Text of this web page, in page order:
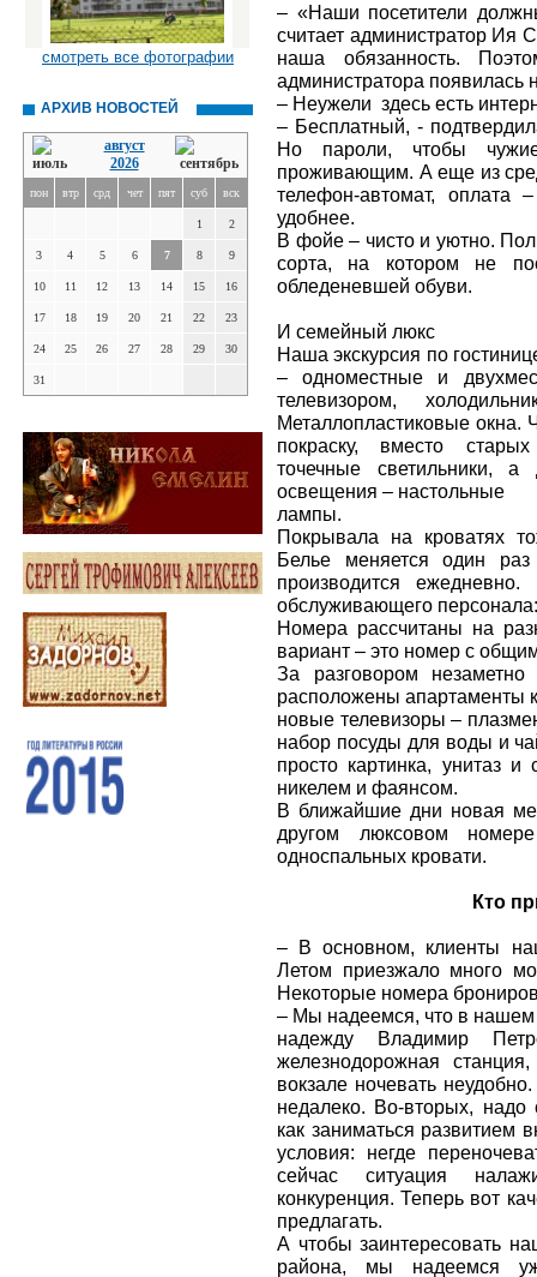
смотреть все фотографии
АРХИВ НОВОСТЕЙ
август
2026
пон втр срд чет пят суб вск
1 2
3 4 5 6 7 8 9
10 11 12 13 14 15 16
17 18 19 20 21 22 23
24 25 26 27 28 29 30
31
– «Наши посетители
считает администратор Ия
наша обязанность.
администратора появилась
– Неужели здесь есть
– Бесплатный, -
Но пароли, чтобы
проживающим. А еще из
телефон-автомат,
удобнее.
В фойе – чисто и уютно. Пол
сорта, на котором не
обледеневшей обуви.
И семейный люкс
Наша экскурсия по
– одноместные и
телевизором,
Металлопластиковые
покраску, вместо
точечные светильники, а
освещения – настольные
лампы.
Покрывала на кроватях
Белье меняется один
производится
обслуживающего
Номера рассчитаны на
вариант – это номер с
За разговором
расположены апартаменты
новые телевизоры –
набор посуды для воды и
просто картинка, унитаз
никелем и фаянсом.
В ближайшие дни новая
другом люксовом
односпальных кровати.
Кто
– В основном, клиенты
Летом приезжало много
Некоторые номера
– Мы надеемся, что в нашем
надежду Владимир
железнодорожная
вокзале ночевать
недалеко. Во-вторых, надо
как заниматься развитием
условия: негде
сейчас ситуация
конкуренция. Теперь вот
предлагать.
А чтобы заинтересовать
района, мы надеемся